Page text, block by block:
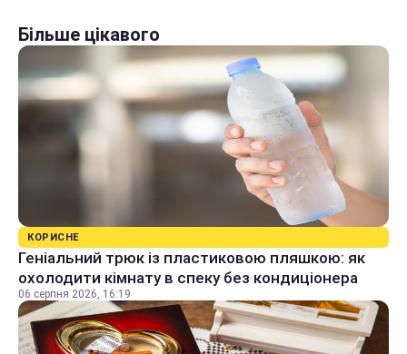
Більше цікавого
КОРИСНЕ
Геніальний трюк із пластиковою пляшкою: як
охолодити кімнату в спеку без кондиціонера
06 серпня 2026, 16:19